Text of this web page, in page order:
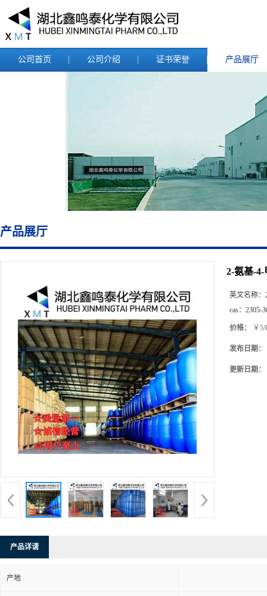
公司首页 公司介绍 证书荣誉 产品展厅
产品展厅
2-氨基-
英文名称：
cas： 2305-
价格： ￥5/
发布日期：
更新日期：
产品详请
产地